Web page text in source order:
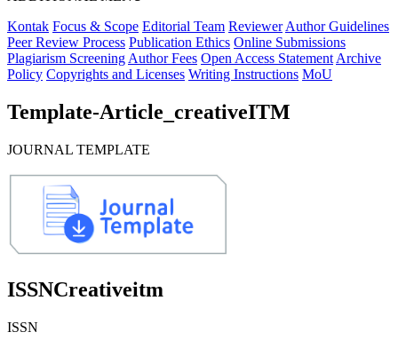
Kontak Focus & Scope Editorial Team Reviewer Author Guidelines
Peer Review Process Publication Ethics Online Submissions
Plagiarism Screening Author Fees Open Access Statement Archive
Policy Copyrights and Licenses Writing Instructions MoU
Template-Article_creativeITM
JOURNAL TEMPLATE
ISSNCreativeitm
ISSN